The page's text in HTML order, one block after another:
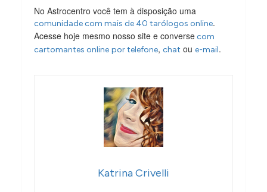
No Astrocentro você tem à disposição uma
comunidade com mais de 40 tarólogos online.
Acesse hoje mesmo nosso site e conversecom
cartomantes online por telefone,chat oue-mail.
Katrina Crivelli